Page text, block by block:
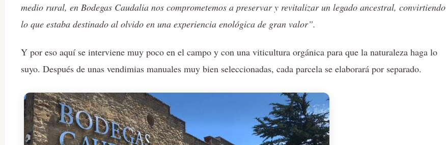
medio rural, en Bodegas Caudalia nos comprometemos a preservar y revitalizar un legado ancestral, convirtiendo
lo que estaba destinado al olvido en una experiencia enológica de gran valor”.
Y por eso aquí se interviene muy poco en el campo y con una viticultura orgánica para que la naturaleza haga lo
suyo. Después de unas vendimias manuales muy bien seleccionadas, cada parcela se elaborará por separado.